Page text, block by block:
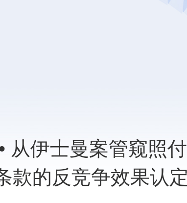
从伊士曼案管窥照
款的反竞争效果认定